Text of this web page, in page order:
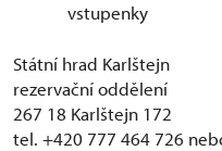
vstupenky
Státní hrad Karlštejn
rezervační oddělení
267 18 Karlštejn 172
tel. +420 777 464 726